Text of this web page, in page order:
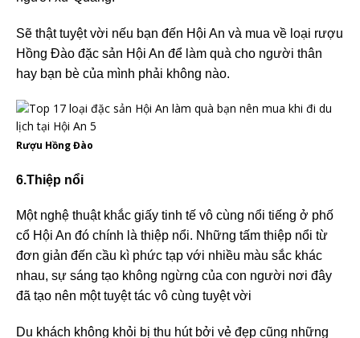
Sẽ thật tuyệt vời nếu bạn đến Hội An và mua về loại rượu
Hồng Đào đặc sản Hội An để làm quà cho người thân
hay bạn bè của mình phải không nào.
Rượu Hồng Đào
6.Thiệp nổi
Một nghệ thuật khắc giấy tinh tế vô cùng nổi tiếng ở phố
cổ Hội An đó chính là thiệp nổi. Những tấm thiệp nổi từ
đơn giản đến cầu kì phức tạp với nhiều màu sắc khác
nhau, sự sáng tạo không ngừng của con người nơi đây
đã tạo nên một tuyệt tác vô cùng tuyệt vời
Du khách không khỏi bị thu hút bởi vẻ đẹp cũng những